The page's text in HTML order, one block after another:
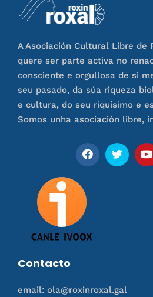
A Asociación Cultural Libre de
quere ser parte activa no
consciente e orgullosa de si
seu pasado, da súa riqueza
e cultura, do seu riquísimo e
Somos unha asociación libre,
Contacto
email: ola@roxinroxal.gal